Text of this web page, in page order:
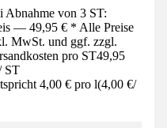
Abnahme von 3 ST:
— 49,95 € * Alle Preise
MwSt. und ggf. zzgl.
pro ST49,95
ST
4,00 € pro l(4,00 €/